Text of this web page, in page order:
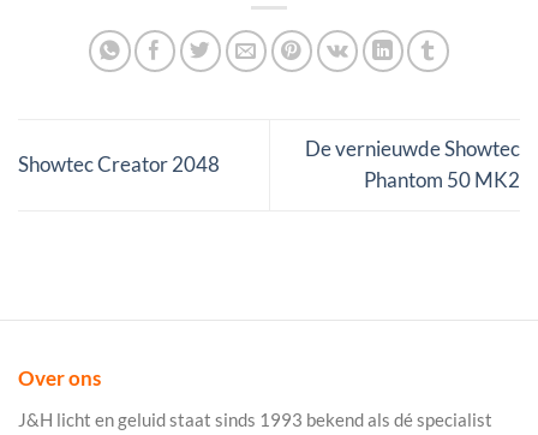
Showtec Creator 2048
De vernieuwde Showtec
Phantom 50 MK2
Over ons
J&H licht en geluid staat sinds 1993 bekend als dé specialist